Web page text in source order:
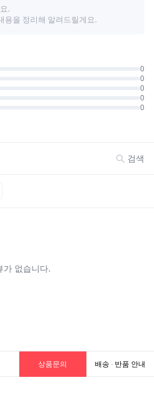
상품문의 배송 · 반품 안내